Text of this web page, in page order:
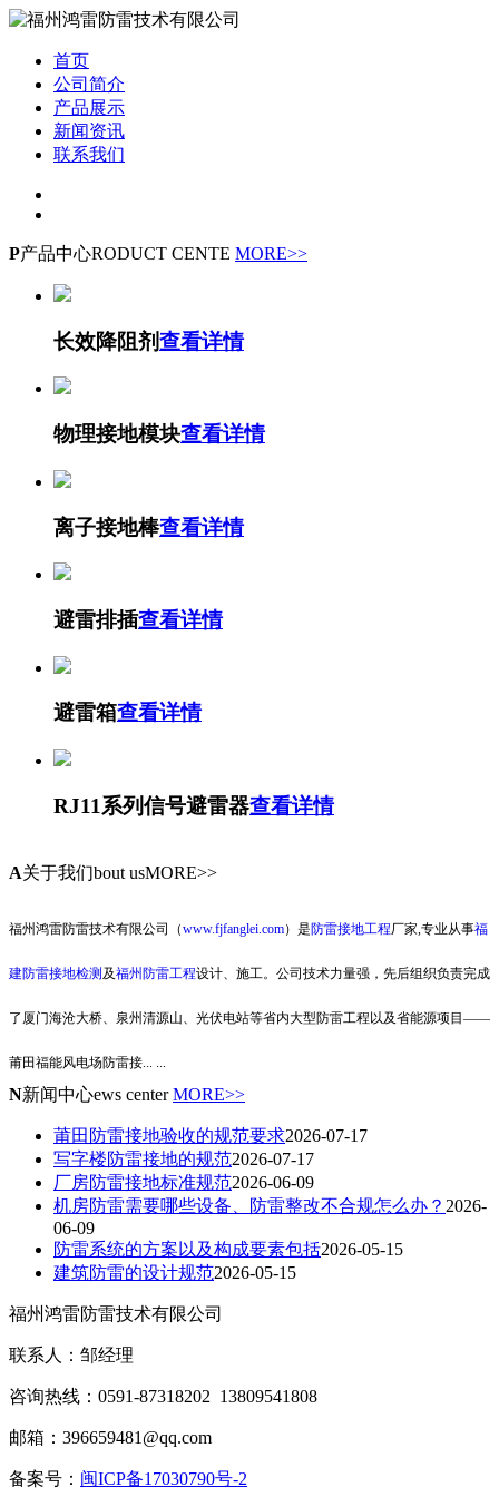
首页
公司简介
产品展示
新闻资讯
联系我们
P产品中心RODUCT CENTE MORE>>
长效降阻剂查看详情
物理接地模块查看详情
离子接地棒查看详情
避雷排插查看详情
避雷箱查看详情
RJ11系列信号避雷器查看详情
A关于我们bout usMORE>>
福州鸿雷防雷技术有限公司（www.fjfanglei.com）是防雷接地工程厂家,专业从事福
建防雷接地检测及福州防雷工程设计、施工。公司技术力量强，先后组织负责完成
了厦门海沧大桥、泉州清源山、光伏电站等省内大型防雷工程以及省能源项目——
莆田福能风电场防雷接
N新闻中心ews center MORE>>
莆田防雷接地验收的规范要求2026-07-17
写字楼防雷接地的规范2026-07-17
厂房防雷接地标准规范2026-06-09
机房防雷需要哪些设备、防雷整改不合规怎么办？ 2026-
06-09
防雷系统的方案以及构成要素包括2026-05-15
建筑防雷的设计规范2026-05-15
福州鸿雷防雷技术有限公司
联系人：邹经理
咨询热线：0591-87318202 13809541808
邮箱：396659481@qq.com
备案号： 闽ICP备17030790号-2